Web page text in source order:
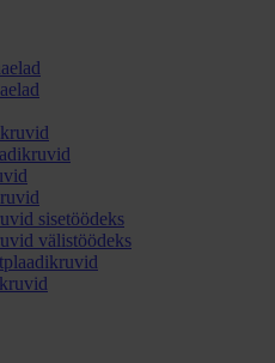
sisetöödeks
välistöödeks